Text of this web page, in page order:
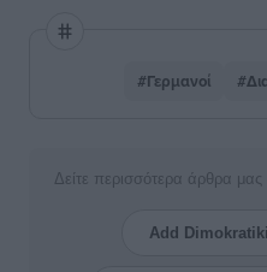
#Γερμανοί
Δείτε περισσότερα άρθρα
Add